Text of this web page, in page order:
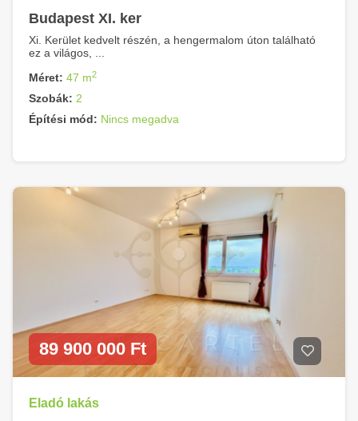
Budapest XI. ker
Xi. Kerület kedvelt részén, a hengermalom úton található
ez a világos, ...
Méret: 47 m2
Szobák: 2
Építési mód: Nincs megadva
89 900 000 Ft
Eladó lakás